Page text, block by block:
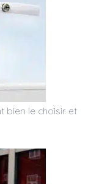
bien le choisir et